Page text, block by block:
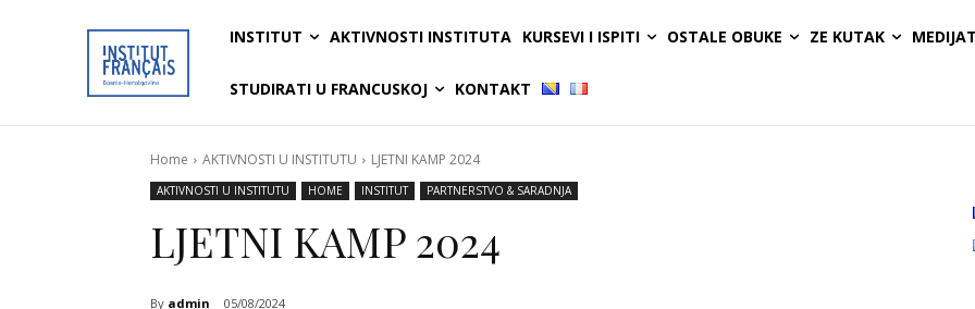
INSTITUT AKTIVNOSTI INSTITUTA KURSEVI I ISPITI OSTALE OBUKE ZE KUTAK
STUDIRATI U FRANCUSKOJ KONTAKT
Home AKTIVNOSTI U INSTITUTU LJETNI KAMP 2024
AKTIVNOSTI U INSTITUTU HOME INSTITUT PARTNERSTVO & SARADNJA
LJETNI KAMP 2024
By admin 05/08/2024